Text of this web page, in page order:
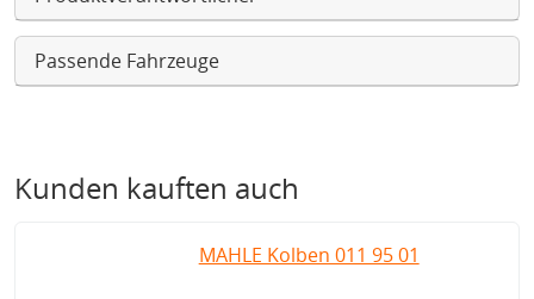
Passende Fahrzeuge
Kunden kauften auch
MAHLE Kolben 011 95 01